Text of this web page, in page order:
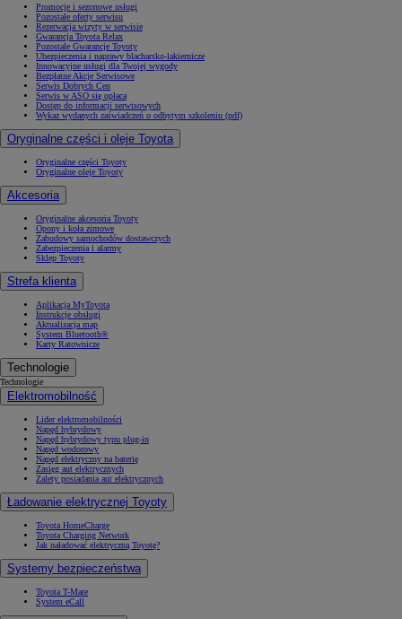
Promocje i sezonowe usługi
Pozostałe oferty serwisu
Rezerwacja wizyty w serwisie
Gwarancja Toyota Relax
Pozostałe Gwarancje Toyoty
Ubezpieczenia i naprawy blacharsko-lakiernicze
Innowacyjne usługi dla Twojej wygody
Bezpłatne Akcje Serwisowe
Serwis Dobrych Cen
Serwis w ASO się opłaca
Dostęp do informacji serwisowych
Wykaz wydanych zaświadczeń o odbytym szkoleniu (pdf)
Oryginalne części i oleje Toyota
Oryginalne części Toyoty
Oryginalne oleje Toyoty
Akcesoria
Oryginalne akcesoria Toyoty
Opony i koła zimowe
Zabudowy samochodów dostawczych
Zabezpieczenia i alarmy
Sklep Toyoty
Strefa klienta
Aplikacja MyToyota
Instrukcje obsługi
Aktualizacja map
System Bluetooth®
Karty Ratownicze
Technologie
Technologie
Elektromobilność
Lider elektromobilności
Napęd hybrydowy
Napęd hybrydowy typu plug-in
Napęd wodorowy
Napęd elektryczny na baterię
Zasięg aut elektrycznych
Zalety posiadania aut elektrycznych
Ładowanie elektrycznej Toyoty
Toyota HomeCharge
Toyota Charging Network
Jak naładować elektryczną Toyotę?
Systemy bezpieczeństwa
Toyota T-Mate
System eCall